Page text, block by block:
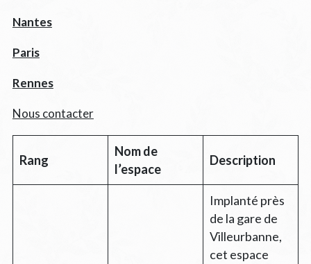
Nantes
Paris
Rennes
Nous contacter
Rang
Nom de
l’espace
Description
Implanté près
de la gare de
Villeurbanne,
cet espace